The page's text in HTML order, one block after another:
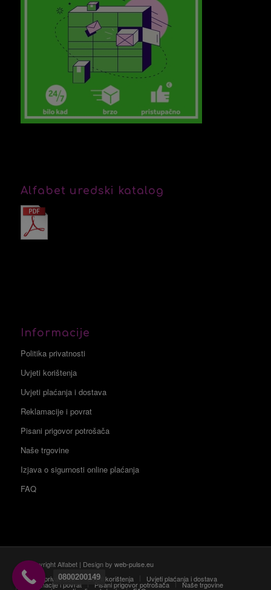
Alfabet uredski katalog
Informacije
Politika privatnosti
Uvjeti korištenja
Uvjeti plaćanja i dostava
Reklamacije i povrat
Pisani prigovor potrošača
Naše trgovine
Izjava o sigurnosti online plaćanja
FAQ
© Copyright Alfabet | Design by web-pulse.eu
Politika privatnosti
Uvjeti korištenja Uvjeti plaćanja i dostava
Reklamacije i povrat Pisani prigovor potrošača Naše trgovine
0800200149